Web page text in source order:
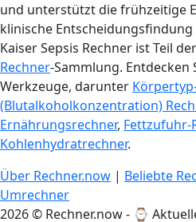
und unterstützt die frühzeitige
klinische
Kaiser Sepsis Rechner ist Teil der
Rechner-Sammlung. Entdecken
Werkzeuge, darunter
(Blutalkoholkonzentration)
Ernährungsrechner, Fettzufuhr-
Kohlenhydratrechner.
Über Rechner.now | Beliebte
Umrechner
2026 © Rechner.now - ⌚